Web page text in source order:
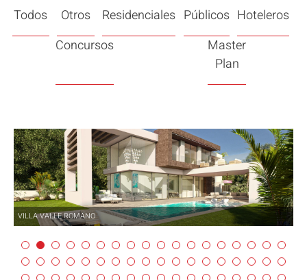
Todos Otros Residenciales Públicos Hoteleros
Concursos
Master
Plan
VILLA VALLE ROMANO